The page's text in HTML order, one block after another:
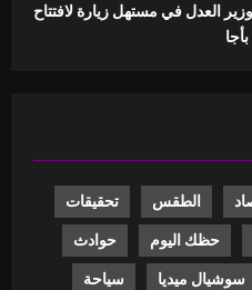
العدل في مستهل زيارة لافتتاح
الطقس تحقيقات
حظك اليوم حوادث
سوشيال ميديا سياحة